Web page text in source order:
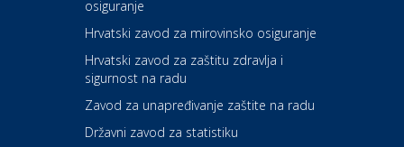
Zdravlje i osiguranje
Povoljnosti
Dental Sudar
osiguranje
Hrvatski zavod za mirovinsko osiguranje
Hrvatski zavod za zaštitu zdravlja i
sigurnost na radu
Zavod za unapređivanje zaštite na radu
Državni zavod za statistiku